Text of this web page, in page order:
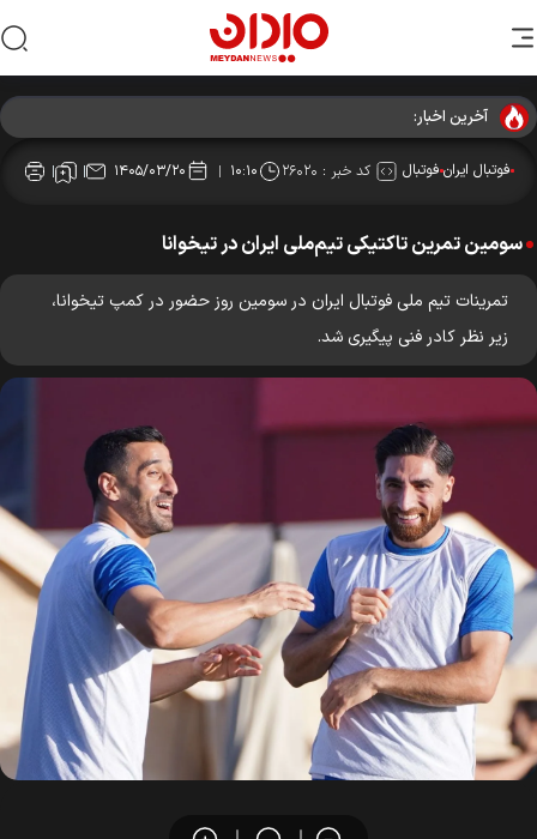
آخرین اخبار:
فوتبال ایران فوتبال کد خبر : ۲۶۰۲۰ ۱۰:۱۰ ۱۴۰۵/۰۳/۲۰
سومین تمرین تاکتیکی تیم‌ملی ایران در تیخوانا
تمرینات تیم ملی فوتبال ایران در سومین روز حضور در کمپ تیخوانا،
زیر نظر کادر فنی پیگیری شد.